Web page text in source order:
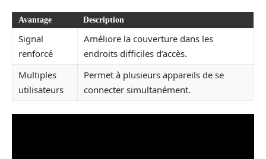
Avantage Description
Signal
renforcé
Améliore la couverture dans les
endroits difficiles d’accès.
Multiples
utilisateurs
Permet à plusieurs appareils de se
connecter simultanément.